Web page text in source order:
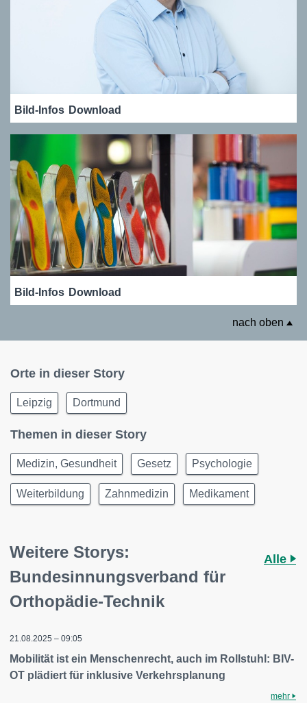
Bild-Infos Download
Bild-Infos Download
nach oben
Orte in dieser Story
Leipzig Dortmund
Themen in dieser Story
Medizin, Gesundheit Gesetz Psychologie
Weiterbildung Zahnmedizin Medikament
Weitere Storys:
Bundesinnungsverband für
Orthopädie-Technik
Alle
21.08.2025 – 09:05
Mobilität ist ein Menschenrecht, auch im Rollstuhl: BIV-
OT plädiert für inklusive Verkehrsplanung
mehr